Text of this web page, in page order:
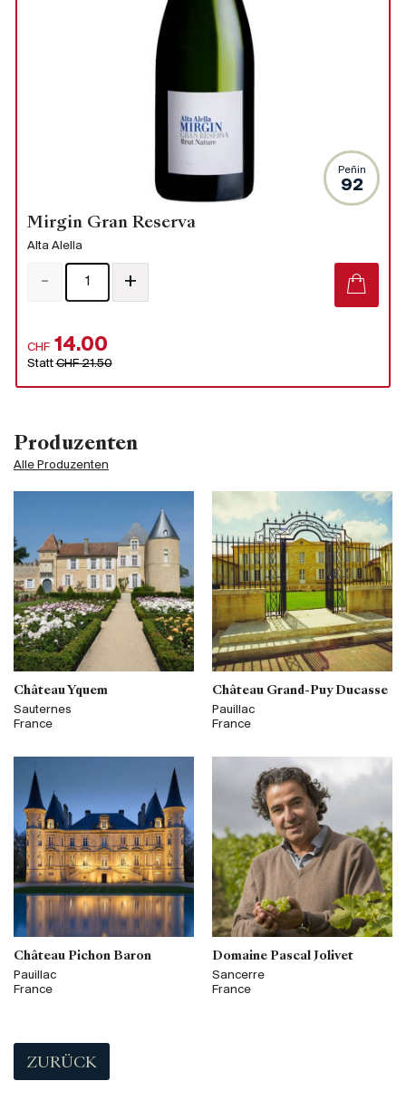
Produzenten
Alle Produzenten
Château Yquem
Sauternes
France
Château Grand-Puy Ducasse
Pauillac
France
Château Pichon Baron
Pauillac
France
Domaine Pascal Jolivet
Sancerre
France
ZURÜCK
Peñin
92
Mirgin Gran Reserva
Alta Alella
CHF 14.00
StattCHF 21.50
- +